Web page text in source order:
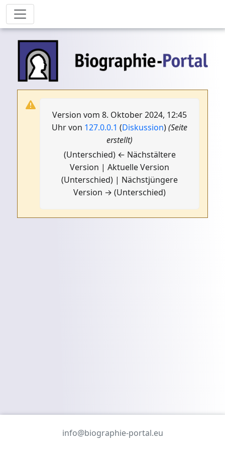
Version vom 8. Oktober 2024, 12:45
Uhr von 127.0.0.1 (Diskussion)(Seite
erstellt)
(Unterschied) ← Nächstältere
Version | Aktuelle Version
(Unterschied) | Nächstjüngere
Version → (Unterschied)
info@biographie-portal.eu